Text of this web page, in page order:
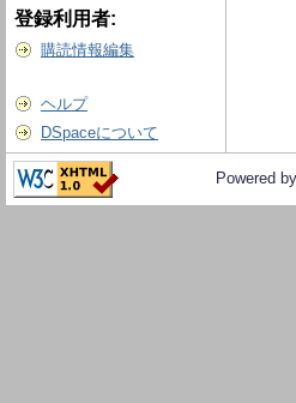
登録利用者:
購読情報編集
ヘルプ
DSpaceについて
Powered by